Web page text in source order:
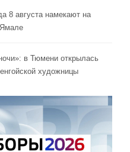
8 августа намекают на
в Тюмени открылась
художницы